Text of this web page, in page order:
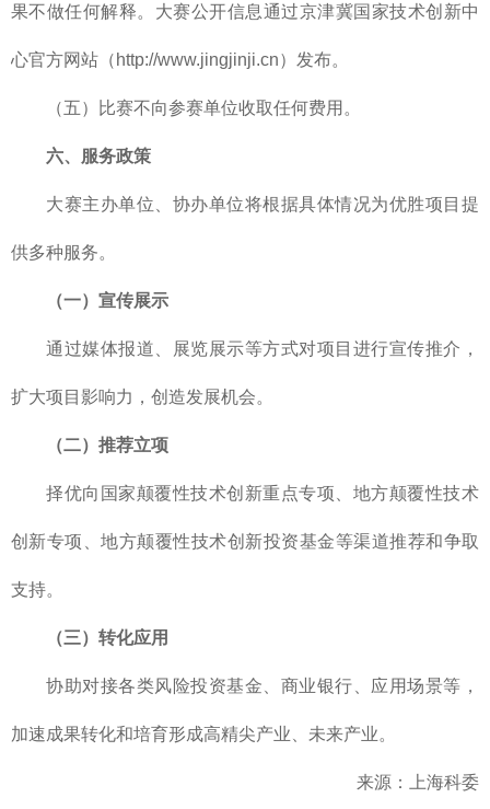
果不做任何解释。大赛公开信息通过京津冀国家技术创新中
心官方网站（http://www.jingjinji.cn）发布。
（五）比赛不向参赛单位收取任何费用。
六、服务政策
大赛主办单位、协办单位将根据具体情况为优胜项目提
供多种服务。
（一）宣传展示
通过媒体报道、展览展示等方式对项目进行宣传推介，
扩大项目影响力，创造发展机会。
（二）推荐立项
择优向国家颠覆性技术创新重点专项、地方颠覆性技术
创新专项、地方颠覆性技术创新投资基金等渠道推荐和争取
支持。
（三）转化应用
协助对接各类风险投资基金、商业银行、应用场景等，
加速成果转化和培育形成高精尖产业、未来产业。
来源：上海科委